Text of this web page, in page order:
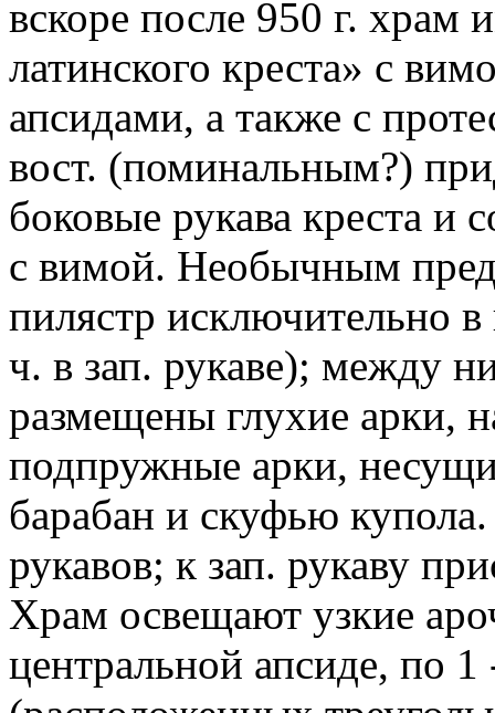
вскоре после 950 г. храм
латинского креста» с
апсидами, а также с
вост. (поминальным?)
боковые рукава креста
с вимой. Необычным
пилястр исключительно
ч. в зап. рукаве); между
размещены глухие арки,
подпружные арки,
барабан и скуфью
рукавов; к зап. рукаву
Храм освещают узкие
центральной апсиде, по